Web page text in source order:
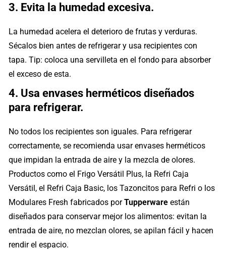
3. Evita la humedad excesiva.
La humedad acelera el deterioro de frutas y verduras.
Sécalos bien antes de refrigerar y usa recipientes con
tapa. Tip: coloca una servilleta en el fondo para absorber
el exceso de esta.
4. Usa envases herméticos diseñados
para refrigerar.
No todos los recipientes son iguales. Para refrigerar
correctamente, se recomienda usar envases herméticos
que impidan la entrada de aire y la mezcla de olores.
Productos como el Frigo Versátil Plus, la Refri Caja
Versátil, el Refri Caja Basic, los Tazoncitos para Refri o los
Modulares Fresh fabricados porTupperware están
diseñados para conservar mejor los alimentos: evitan la
entrada de aire, no mezclan olores, se apilan fácil y hacen
rendir el espacio.